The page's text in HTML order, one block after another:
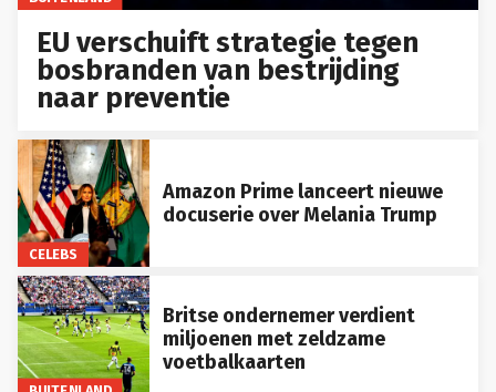
EU verschuift strategie tegen
bosbranden van bestrijding
naar preventie
CELEBS
Amazon Prime lanceert nieuwe
docuserie over Melania Trump
BUITENLAND
Britse ondernemer verdient
miljoenen met zeldzame
voetbalkaarten